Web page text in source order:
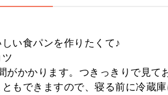
い食パンを作りたくて♪
がかかります。つきっきりで見て
もできますので、寝る前に冷蔵